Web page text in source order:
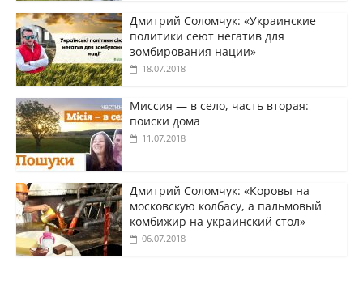
Дмитрий Соломчук: «Украинские
политики сеют негатив для
зомбирования нации»
18.07.2018
Миссия — в село, часть вторая:
поиски дома
11.07.2018
Дмитрий Соломчук: «Коровы на
московскую колбасу, а пальмовый
комбижир на украинский стол»
06.07.2018